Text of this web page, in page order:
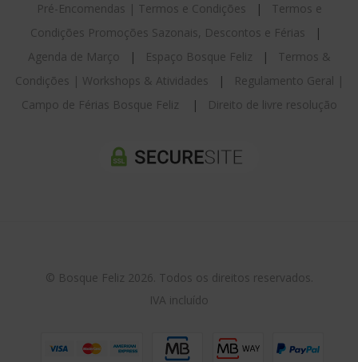
Pré-Encomendas | Termos e Condições | Termos e
Condições Promoções Sazonais, Descontos e Férias |
Agenda de Março | Espaço Bosque Feliz | Termos &
Condições | Workshops & Atividades |
Regulamento Geral |
Campo de Férias Bosque Feliz
| Direito de livre resolução
© Bosque Feliz 2026. Todos os direitos reservados.
IVA incluído